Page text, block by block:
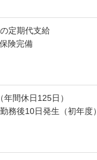
定期代支給
険完備
間休日125日）
務後10日発生（初年度）